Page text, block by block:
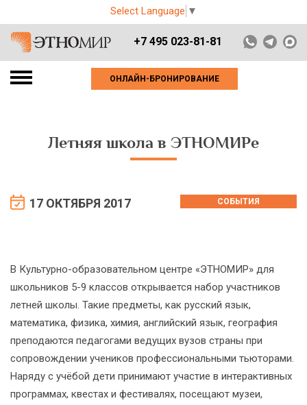
Select Language ▼
+7 495 023-81-81
ОНЛАЙН-БРОНИРОВАНИЕ
Летняя школа в ЭТНОМИРе
17 ОКТЯБРЯ 2017 СОБЫТИЯ
В Культурно-образовательном центре «ЭТНОМИР» для
школьников 5-9 классов открывается набор участников
летней школы. Такие предметы, как русский язык,
математика, физика, химия, английский язык, география
преподаются педагогами ведущих вузов страны при
сопровождении учеников профессиональными тьюторами.
Наряду с учёбой дети принимают участие в интерактивных
программах, квестах и фестивалях, посещают музеи,